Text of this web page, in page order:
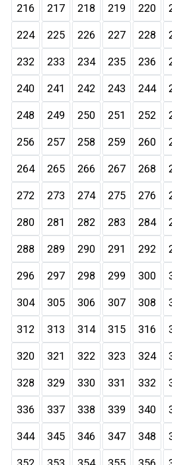
216 217 218 219 220
224 225 226 227 228
232 233 234 235 236
240 241 242 243 244
248 249 250 251 252
256 257 258 259 260
264 265 266 267 268
272 273 274 275 276
280 281 282 283 284
288 289 290 291 292
296 297 298 299 300
304 305 306 307 308
312 313 314 315 316
320 321 322 323 324
328 329 330 331 332
336 337 338 339 340
344 345 346 347 348